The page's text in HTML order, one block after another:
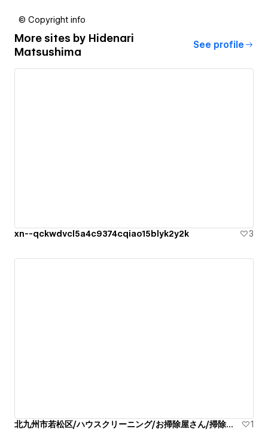
© Copyright info
More sites by Hidenari
Matsushima
See profile
xn--qckwdvcl5a4c9374cqiao15blyk2y2k 3
北九州市若松区/ハウスクリーニング/お掃除屋さん/掃除代行業者 1